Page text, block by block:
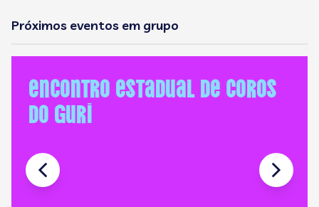
Próximos eventos em grupo
Encontro Estadual de Coros
do GURI